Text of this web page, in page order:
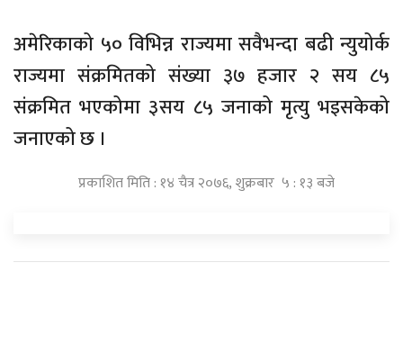
अमेरिकाको ५० विभिन्न राज्यमा सवैभन्दा बढी न्युयोर्क
राज्यमा संक्रमितको संख्या ३७ हजार २ सय ८५
संक्रमित भएकोमा ३सय ८५ जनाको मृत्यु भइसकेको
जनाएको छ ।
प्रकाशित मिति : १४ चैत्र २०७६, शुक्रबार ५ : १३ बजे